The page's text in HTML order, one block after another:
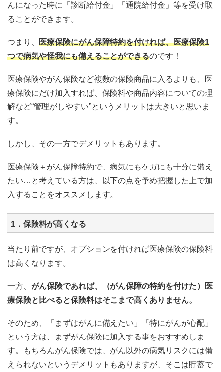
んになった時に「診断給付金」「通院給付金」等を受け取
ることができます。
つまり、 医療保険にがん保障特約を付ければ、医療保険1
つで病気や怪我にも備えることができるのです！
医療保険やがん保険など複数の保険商品に入るよりも、医
療保険にだけ加入すれば、保険料や商品内容についての理
解など“管理がしやすい”というメリットは大きいと思いま
す。
しかし、その一方でデメリットもあります。
医療保険＋がん保障特約で、病気にもケガにも十分に備え
たい…と考えている方は、以下の点を予め把握した上で加
入することをオススメします。
1．保険料が高くなる
当たり前ですが、オプションを付ければ医療保険の保険料
は高くなります。
一方、 がん保険であれば、（がん保障の特約を付けた）医
療保険と比べると保険料はそこまで高くありません。
そのため、「まずはがんに備えたい」「特にがんが心配」
という方は、まずがん保険に加入する事をおすすめしま
す。もちろんがん保険では、がん以外の病気リスクには備
えられないというデメリットもありますが、そこは貯蓄で